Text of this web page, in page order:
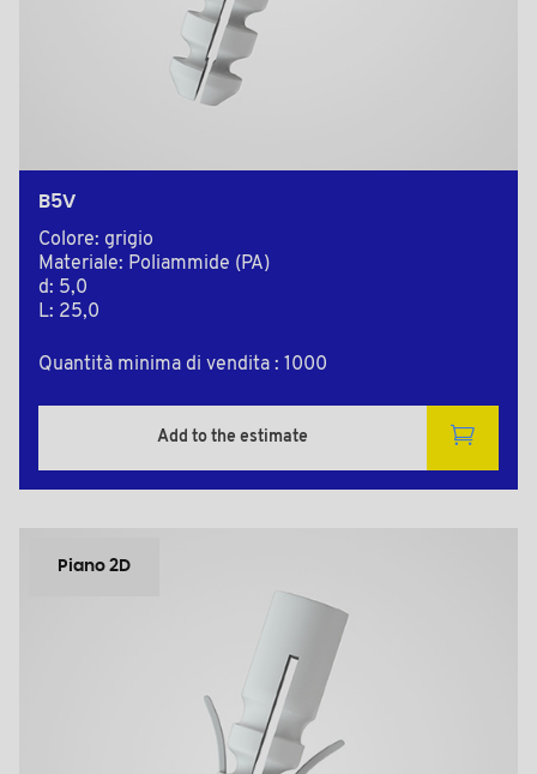
B5V
Colore: grigio
Materiale: Poliammide (PA)
d: 5,0
L: 25,0
Quantità minima di vendita : 1000
Add to the estimate
Piano 2D